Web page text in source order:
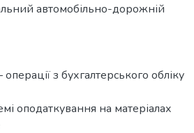
автомобільно-дорожній
з бухгалтерського обліку
оподаткування на матеріалах